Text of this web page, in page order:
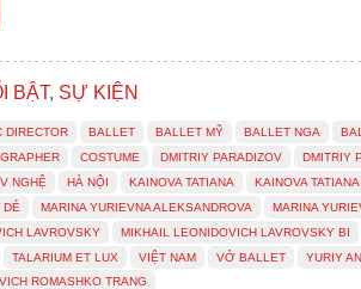
BẬT, SỰ KIỆN
DIRECTOR BALLET BALLET MỸ BALLET NGA
COSTUME DMITRIY PARADIZOV
DMITRIY
NGHỆ
HÀ NỘI KAINOVA TATIANA
KAINOVA
DẺ
MARINA YURIEVNA ALEKSANDROVA
MARINA
LAVROVSKY
MIKHAIL LEONIDOVICH LAVROVSKY BI
TALARIUM ET LUX VIỆT NAM VỞ BALLET
YURIY
ROMASHKO TRANG